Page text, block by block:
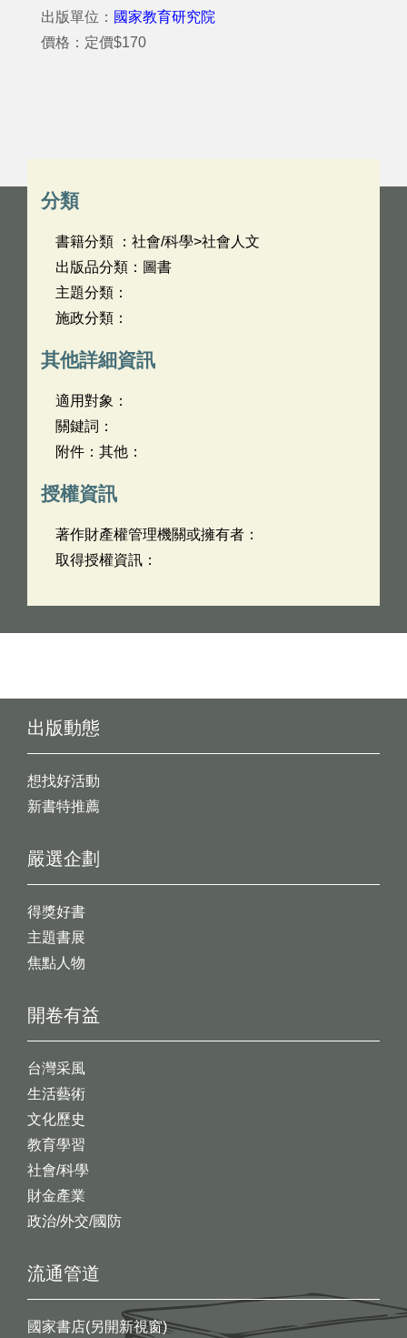
出版單位： 國家教育研究院
價格：定價$170
分類
書籍分類 ：社會/科學>社會人文
出版品分類：圖書
主題分類：
施政分類：
其他詳細資訊
適用對象：
關鍵詞：
附件：其他：
授權資訊
著作財產權管理機關或擁有者：
取得授權資訊：
出版動態
想找好活動
新書特推薦
開卷有益
台灣采風
生活藝術
文化歷史
教育學習
社會/科學
財金產業
政治/外交/國防
嚴選企劃
得獎好書
主題書展
焦點人物
流通管道
國家書店(另開新視窗)